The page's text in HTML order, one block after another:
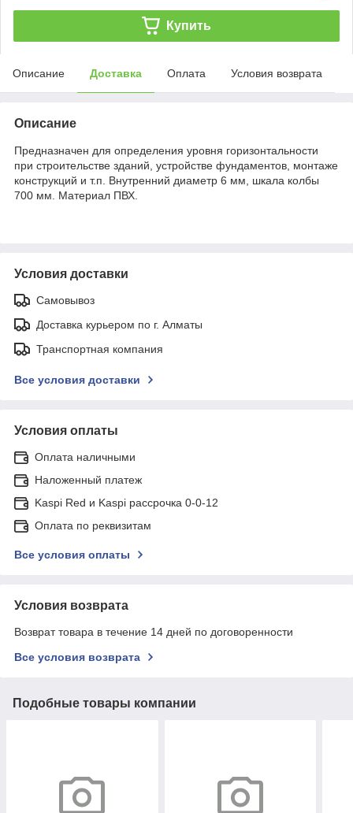
Купить
Описание Доставка Оплата Условия возврата
Описание
Предназначен для определения уровня горизонтальности
при строительстве зданий, устройстве фундаментов, монтаже
конструкций и т.п. Внутренний диаметр 6 мм, шкала колбы
700 мм. Материал ПВХ.
Условия доставки
Самовывоз
Доставка курьером по г. Алматы
Транспортная компания
Все условия доставки
Условия оплаты
Оплата наличными
Наложенный платеж
Kaspi Red и Kaspi рассрочка 0-0-12
Оплата по реквизитам
Все условия оплаты
Условия возврата
Возврат товара в течение 14 дней по договоренности
Все условия возврата
Подобные товары компании